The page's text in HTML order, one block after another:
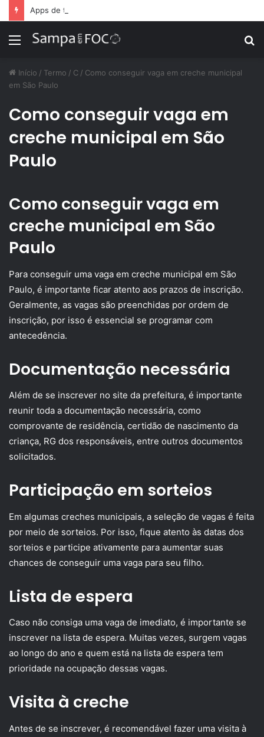
Menu
Início / Termo / C / Como conseguir vaga em creche municipal
em São Paulo
Como conseguir vaga em
creche municipal em São
Paulo
Como conseguir vaga em
creche municipal em São
Paulo
Para conseguir uma vaga em creche municipal em São
Paulo, é importante ficar atento aos prazos de inscrição.
Geralmente, as vagas são preenchidas por ordem de
inscrição, por isso é essencial se programar com
antecedência.
Documentação necessária
Além de se inscrever no site da prefeitura, é importante
reunir toda a documentação necessária, como
comprovante de residência, certidão de nascimento da
criança, RG dos responsáveis, entre outros documentos
solicitados.
Participação em sorteios
Em algumas creches municipais, a seleção de vagas é feita
por meio de sorteios. Por isso, fique atento às datas dos
sorteios e participe ativamente para aumentar suas
chances de conseguir uma vaga para seu filho.
Lista de espera
Caso não consiga uma vaga de imediato, é importante se
inscrever na lista de espera. Muitas vezes, surgem vagas
ao longo do ano e quem está na lista de espera tem
prioridade na ocupação dessas vagas.
Visita à creche
Antes de se inscrever, é recomendável fazer uma visita à